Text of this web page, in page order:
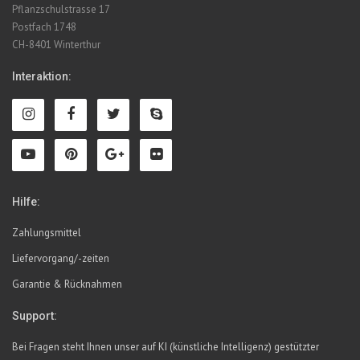
Pflanzschulstrasse 17
Postfach 1748
CH-8401 Winterthur
Interaktion:
Hilfe:
Zahlungsmittel
Liefervorgang/-zeiten
Garantie & Rücknahmen
Support:
Bei Fragen steht Ihnen unser auf KI (künstliche Intelligenz) gestützter